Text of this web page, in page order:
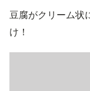
豆腐がクリーム状
け！